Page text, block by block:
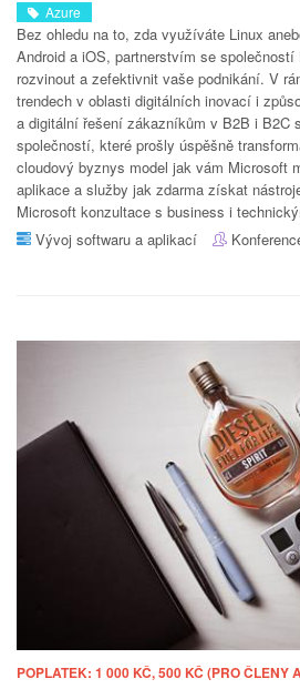
Azure
Bez ohledu na to, zda využíváte Linux
Android a iOS, partnerstvím se
rozvinout a zefektivnit vaše podnikání. V
trendech v oblasti digitálních inovací i
a digitální řešení zákazníkům v B2B i B2C
společností, které prošly úspěšně
cloudový byznys model jak vám Microsoft
aplikace a služby jak zdarma získat
Microsoft konzultace s business i
Vývoj softwaru a aplikací
POPLATEK: 1 000 KČ, 500 KČ (PRO ČLENY